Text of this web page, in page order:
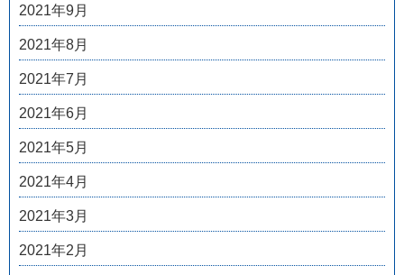
2021年9月
2021年8月
2021年7月
2021年6月
2021年5月
2021年4月
2021年3月
2021年2月